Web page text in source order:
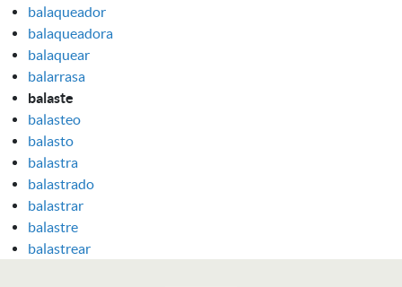
balaqueador
balaqueadora
balaquear
balarrasa
balaste
balasteo
balasto
balastra
balastrado
balastrar
balastre
balastrear